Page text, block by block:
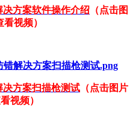
方案软件操作介绍 （点击图
看视频）
方案扫描枪测试 （点击图片
视频）